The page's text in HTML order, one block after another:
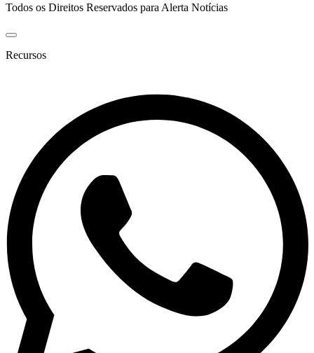
Todos os Direitos Reservados para Alerta Notícias
Recursos